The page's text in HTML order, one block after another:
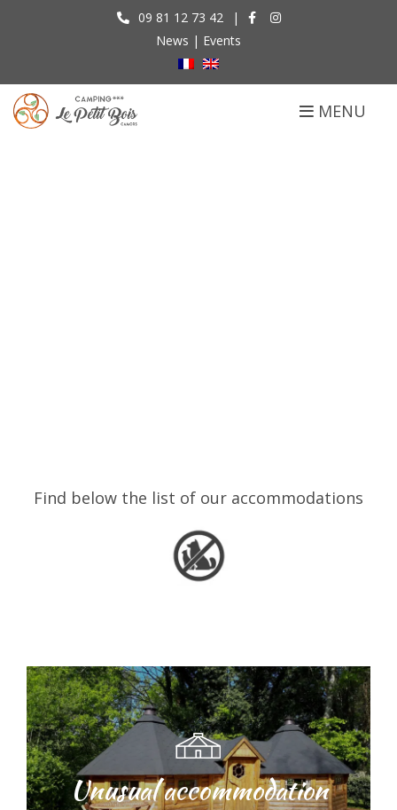
09 81 12 73 42
|
News | Events
MENU
Find below the list of our accommodations
Unusual accommodation